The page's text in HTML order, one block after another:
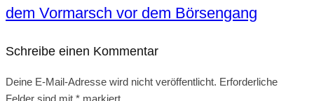
dem Vormarsch vor dem Börsengang
Schreibe einen Kommentar
Deine E-Mail-Adresse wird nicht veröffentlicht. Erforderliche